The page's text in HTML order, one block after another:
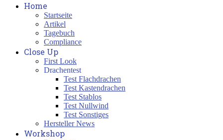
Home
Startseite
Artikel
Tagebuch
Compliance
Close Up
First Look
Drachentest
Test Flachdrachen
Test Kastendrachen
Test Stablos
Test Nullwind
Test Sonstiges
Hersteller News
Workshop